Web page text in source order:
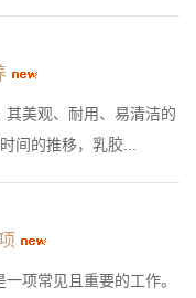
美观、耐用、易清洁的
间的推移，乳胶...
项常见且重要的工作。